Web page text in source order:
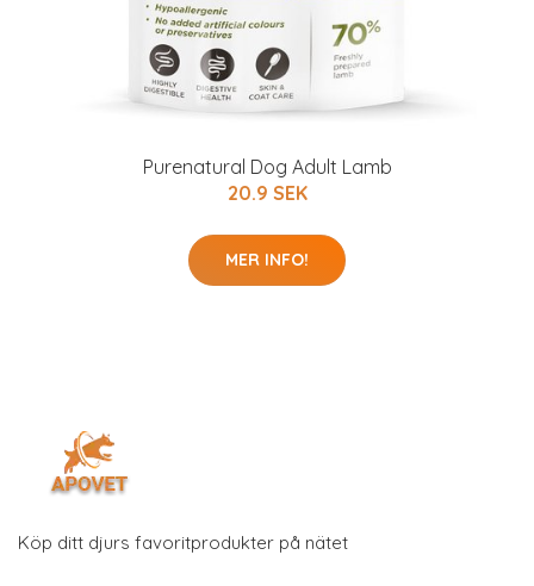
Purenatural Dog Adult Lamb
20.9 SEK
MER INFO!
Köp ditt djurs favoritprodukter på nätet